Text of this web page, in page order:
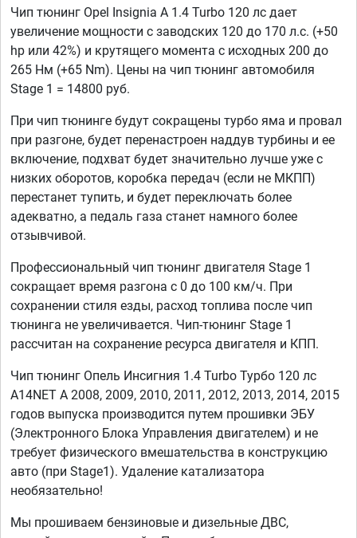
Чип тюнинг Opel Insignia A 1.4 Turbo 120 лс дает
увеличение мощности с заводских 120 до 170 л.с. (+50
hp или 42%) и крутящего момента с исходных 200 до
265 Нм (+65 Nm). Цены на чип тюнинг автомобиля
Stage 1 = 14800 руб.
При чип тюнинге будут сокращены турбо яма и провал
при разгоне, будет перенастроен наддув турбины и ее
включение, подхват будет значительно лучше уже с
низких оборотов, коробка передач (если не МКПП)
перестанет тупить, и будет переключать более
адекватно, а педаль газа станет намного более
отзывчивой.
Профессиональный чип тюнинг двигателя Stage 1
сокращает время разгона с 0 до 100 км/ч. При
сохранении стиля езды, расход топлива после чип
тюнинга не увеличивается. Чип-тюнинг Stage 1
рассчитан на сохранение ресурса двигателя и КПП.
Чип тюнинг Опель Инсигния 1.4 Turbo Турбо 120 лс
A14NET A 2008, 2009, 2010, 2011, 2012, 2013, 2014, 2015
годов выпуска производится путем прошивки ЭБУ
(Электронного Блока Управления двигателем) и не
требует физического вмешательства в конструкцию
авто (при Stage1). Удаление катализатора
необязательно!
Мы прошиваем бензиновые и дизельные ДВС,